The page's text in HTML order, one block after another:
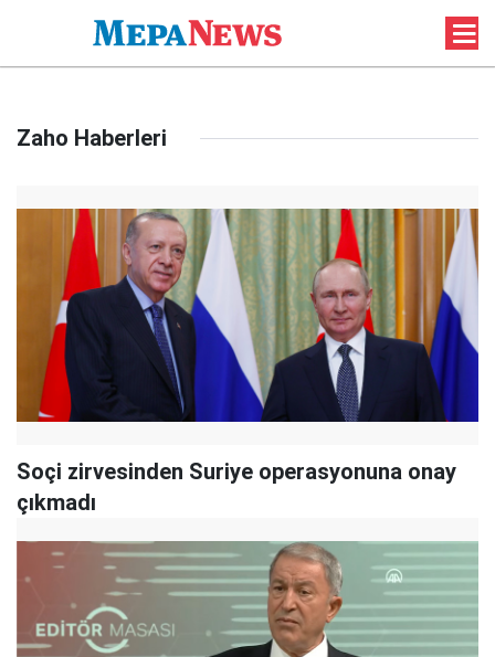
Zaho Haberleri
Soçi zirvesinden Suriye operasyonuna onay
çıkmadı